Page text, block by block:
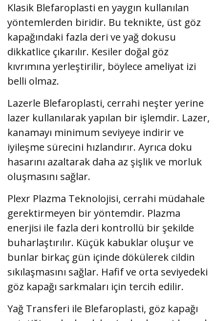
Klasik Blefaroplasti en yaygın kullanılan
yöntemlerden biridir. Bu teknikte, üst göz
kapağındaki fazla deri ve yağ dokusu
dikkatlice çıkarılır. Kesiler doğal göz
kıvrımına yerleştirilir, böylece ameliyat izi
belli olmaz.
Lazerle Blefaroplasti, cerrahi neşter yerine
lazer kullanılarak yapılan bir işlemdir. Lazer,
kanamayı minimum seviyeye indirir ve
iyileşme sürecini hızlandırır. Ayrıca doku
hasarını azaltarak daha az şişlik ve morluk
oluşmasını sağlar.
Plexr Plazma Teknolojisi, cerrahi müdahale
gerektirmeyen bir yöntemdir. Plazma
enerjisi ile fazla deri kontrollü bir şekilde
buharlaştırılır. Küçük kabuklar oluşur ve
bunlar birkaç gün içinde dökülerek cildin
sıkılaşmasını sağlar. Hafif ve orta seviyedeki
göz kapağı sarkmaları için tercih edilir.
Yağ Transferi ile Blefaroplasti, göz kapağı